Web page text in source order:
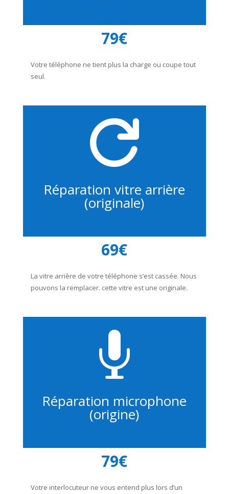
79€
Votre téléphone ne tient plus la charge ou coupe tout
seul.

Réparation vitre arrière
(originale)
69€
La vitre arrière de votre téléphone s’est cassée. Nous
pouvons la remplacer. cette vitre est une originale.

Réparation microphone
(origine)
79€
Votre interlocuteur ne vous entend plus lors d’un